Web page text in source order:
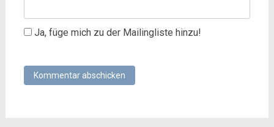
Ja, füge mich zu der Mailingliste hinzu!